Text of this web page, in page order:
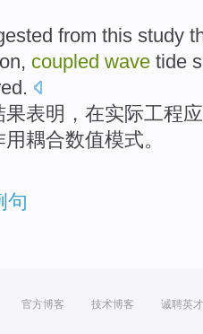
from this study
, coupled wave tide
果表明 ， 在实际工程
耦合数值模式。
句
官方博客 技术博客 诚聘英才